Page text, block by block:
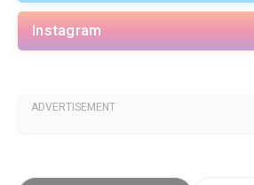
Instagram
ADVERTISEMENT